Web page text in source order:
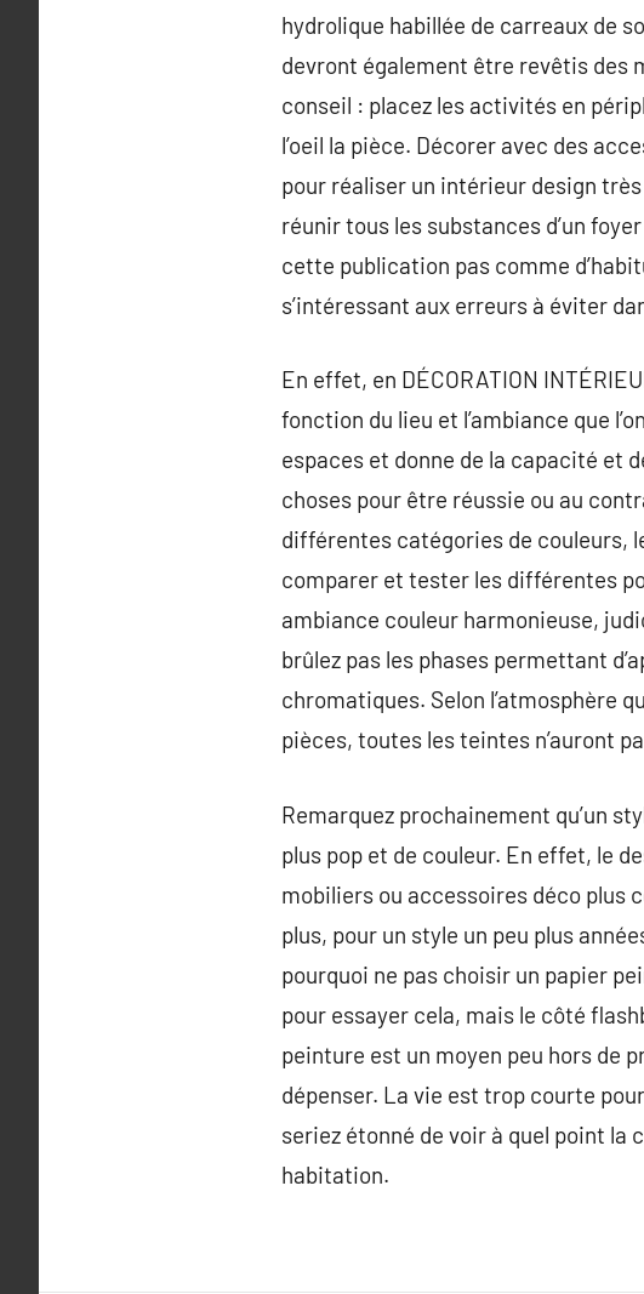
hydrolique habillée de carreaux de
devront également être revêtis des
conseil : placez les activités en
l’oeil la pièce. Décorer avec des
pour réaliser un intérieur design
réunir tous les substances d’un
cette publication pas comme
s’intéressant aux erreurs à éviter
En effet, en DÉCORATION
fonction du lieu et l’ambiance que
espaces et donne de la capacité et
choses pour être réussie ou au
différentes catégories de couleurs,
comparer et tester les différentes
ambiance couleur harmonieuse,
brûlez pas les phases permettant
chromatiques. Selon l’atmosphère
pièces, toutes les teintes n’auront
Remarquez prochainement qu’un
plus pop et de couleur. En effet, le
mobiliers ou accessoires déco plus
plus, pour un style un peu plus
pourquoi ne pas choisir un papier
pour essayer cela, mais le côté
peinture est un moyen peu hors de
dépenser. La vie est trop courte
seriez étonné de voir à quel point la
habitation.